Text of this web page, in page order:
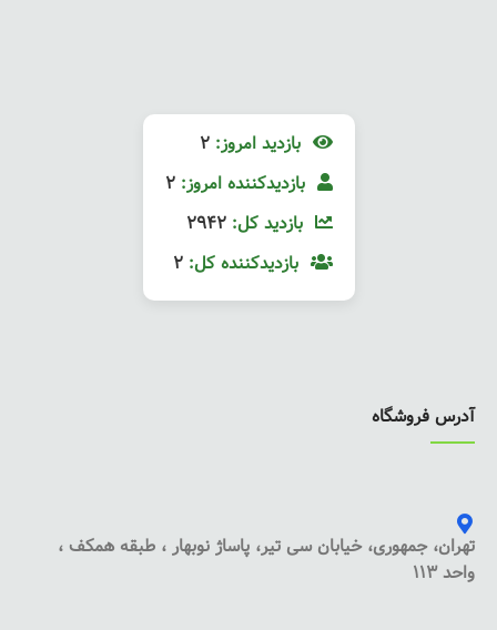
بازدید امروز: 2
بازدیدکننده امروز: 2
بازدید کل: 2942
بازدیدکننده کل: 2
آدرس فروشگاه
تهران، جمهوری، خیابان سی تیر، پاساژ نوبهار ، طبقه همکف ،
واحد 113